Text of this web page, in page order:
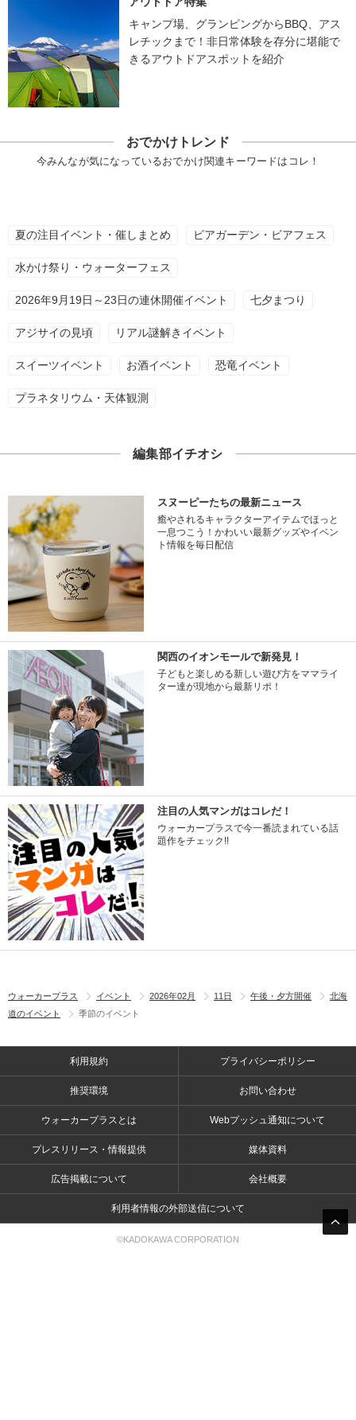
キャンプ場、グランピングからBBQ、アス
レチックまで！非日常体験を存分に堪能で
きるアウトドアスポットを紹介
おでかけトレンド
今みんなが気になっているおでかけ関連キーワードはコレ！
夏の注目イベント・催しまとめ ビアガーデン・ビアフェス
水かけ祭り・ウォーターフェス
2026年9月19日～23日の連休開催イベント 七夕まつり
アジサイの見頃 リアル謎解きイベント
スイーツイベント お酒イベント 恐竜イベント
プラネタリウム・天体観測
編集部イチオシ
スヌーピーたちの最新ニュース
癒やされるキャラクターアイテムでほっと
一息つこう！かわいい最新グッズやイベン
ト情報を毎日配信
関西のイオンモールで新発見！
子どもと楽しめる新しい遊び方をママライ
ター達が現地から最新リポ！
注目の人気マンガはコレだ！
ウォーカープラスで今一番読まれている話
題作をチェック!!
ウォーカープラス イベント 2026年02月 11日 午後・夕方開催
北海
道のイベント
季節のイベント
利用規約 プライバシーポリシー
推奨環境 お問い合わせ
ウォーカープラスとは Webプッシュ通知について
プレスリリース・情報提供 媒体資料
広告掲載について 会社概要
利用者情報の外部送信について
©KADOKAWA CORPORATION